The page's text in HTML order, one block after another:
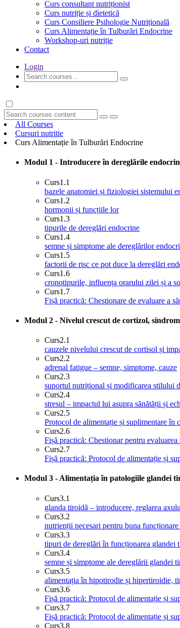
Curs consultant nutriționist
Curs nutriție și dietetică
Curs Consiliere Psihologie Nutrițională
Curs Alimentație în Tulburări Endocrine
Workshop-uri nutriție
Contact
Login
All Courses
Cursuri nutritie
Curs Alimentație în Tulburări Endocrine
Modul 1 - Introducere în dereglările endocrin
Curs1.1
bazele anatomiei și fiziologiei sistemului
Curs1.2
hormonii și funcțiile lor
Curs1.3
tipurile de dereglări endocrine
Curs1.4
semne și simptome ale dereglărilor
Curs1.5
factorii de risc ce pot duce la dereglări
Curs1.6
cronotipurile, influența orarului zilei și a
Curs1.7
Fișă practică: Chestionare de evaluare a
Modul 2 - Nivelul crescut de cortizol,
Curs2.1
cauzele nivelului crescut de cortisol și
Curs2.2
adrenal fatigue – semne, simptome, cauze
Curs2.3
suportul nutrițional și modificarea stilului
Curs2.4
stresul – impactul lui asupra sănătății și
Curs2.5
Protocol de alimentație și suplimentare
Curs2.6
Fișă practică: Chestionar pentru
Curs2.7
Fișă practică: Protocol de alimentație și
Modul 3 - Alimentația în patologiile glandei
Curs3.1
glanda tiroidă – introducere, reglarea
Curs3.2
nutrienții necesari pentru buna
Curs3.3
tipuri de dereglări în funcționarea glandei
Curs3.4
semne și simptome ale dereglării glandei
Curs3.5
alimentația în hipotirodie și hipertiroidie,
Curs3.6
Fișă practică: Protocol de alimentație și
Curs3.7
Fișă practică: Protocol de alimentație și
Curs3.8